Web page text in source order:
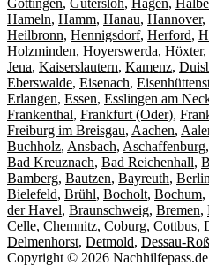
Göttingen, Gütersloh, Hagen,
Hameln, Hamm, Hanau, Hannover,
Heilbronn, Hennigsdorf, Herford,
Holzminden, Hoyerswerda, Höxter,
Jena, Kaiserslautern, Kamenz,
Eberswalde, Eisenach,
Erlangen, Essen, Esslingen am
Frankenthal, Frankfurt (Oder),
Freiburg im Breisgau, Aachen,
Buchholz, Ansbach, Aschaffenburg,
Bad Kreuznach, Bad Reichenhall,
Bamberg, Bautzen, Bayreuth, Berlin
Bielefeld, Brühl, Bocholt, Bochum,
der Havel, Braunschweig, Bremen,
Celle, Chemnitz, Coburg, Cottbus,
Delmenhorst, Detmold, Dessau-
Copyright © 2026 Nachhilfepass.de